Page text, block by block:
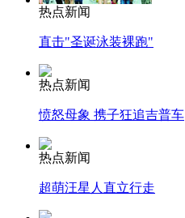
热点新闻
直击"圣诞泳装裸跑"
热点新闻
愤怒母象 携子狂追吉普车
热点新闻
超萌汪星人直立行走